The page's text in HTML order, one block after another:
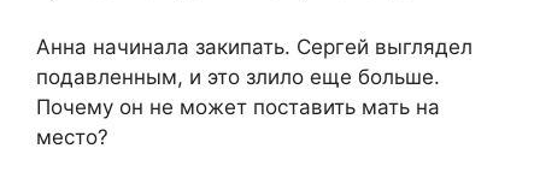
Анна начинала закипать. Сергей выглядел
подавленным, и это злило еще больше.
Почему он не может поставить мать на
место?